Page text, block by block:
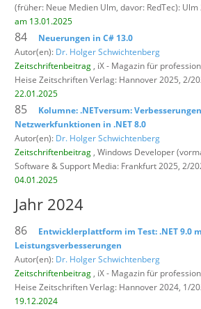
(früher: Neue Medien Ulm, davor: RedTec): Ulm
am 13.01.2025
84
Neuerungen in C# 13.0
Autor(en): Dr. Holger Schwichtenberg
Zeitschriftenbeitrag , iX - Magazin für
Heise Zeitschriften Verlag: Hannover 2025, 2/
22.01.2025
85
Kolumne: .NETversum:
Netzwerkfunktionen in .NET 8.0
Autor(en): Dr. Holger Schwichtenberg
Zeitschriftenbeitrag , Windows Developer
Software & Support Media: Frankfurt 2025, 2/
04.01.2025
Jahr 2024
86
Entwicklerplattform im Test: .NET 9.0
Leistungsverbesserungen
Autor(en): Dr. Holger Schwichtenberg
Zeitschriftenbeitrag , iX - Magazin für
Heise Zeitschriften Verlag: Hannover 2024, 1/
19.12.2024